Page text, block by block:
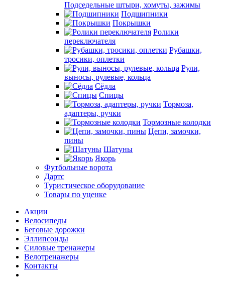
Подседельные штыри, хомуты, зажимы
Подшипники
Покрышки
Ролики
переключателя
Рубашки,
тросики, оплетки
Рули,
выносы, рулевые, кольца
Сёдла
Спицы
Тормоза,
адаптеры, ручки
Тормозные колодки
Цепи, замочки,
пины
Шатуны
Якорь
Футбольные ворота
Дартс
Туристическое оборудование
Товары по уценке
Акции
Велосипеды
Беговые дорожки
Эллипсоиды
Силовые тренажеры
Велотренажеры
Контакты